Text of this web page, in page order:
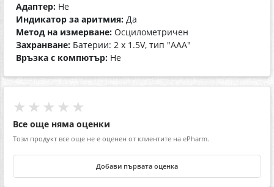
Адаптер: Не
Индикатор за аритмия: Да
Метод на измерване: Осцилометричен
Захранване: Батерии: 2 х 1.5V, тип "АAА"
Връзка с компютър: Не
★★★★★
Все още няма оценки
Този продукт все още не е оценен от клиентите на ePharm.
Добави първата оценка